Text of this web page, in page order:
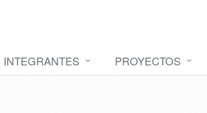
INTEGRANTES PROYECTOS